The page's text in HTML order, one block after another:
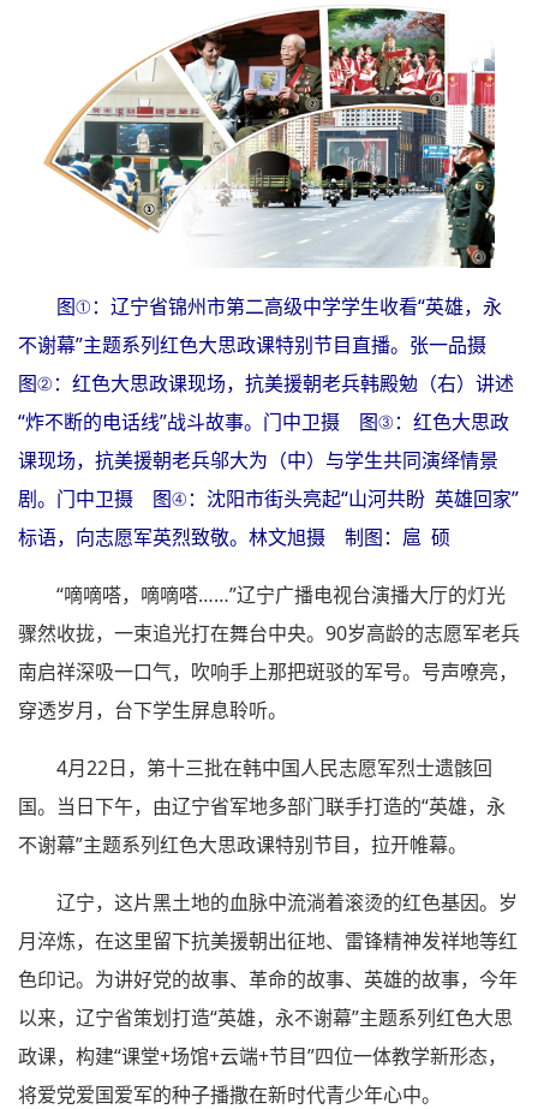
图①：辽宁省锦州市第二高级中学学生收看“英雄，永
不谢幕”主题系列红色大思政课特别节目直播。张一品摄
图②：红色大思政课现场，抗美援朝老兵韩殿勉（右）讲述
“炸不断的电话线”战斗故事。门中卫摄 图③：红色大思政
课现场，抗美援朝老兵邬大为（中）与学生共同演绎情景
剧。门中卫摄 图④：沈阳市街头亮起“山河共盼 英雄回家”
标语，向志愿军英烈致敬。林文旭摄 制图：扈 硕
“嘀嘀嗒，嘀嘀嗒……”辽宁广播电视台演播大厅的灯光
骤然收拢，一束追光打在舞台中央。90岁高龄的志愿军老兵
南启祥深吸一口气，吹响手上那把斑驳的军号。号声嘹亮，
穿透岁月，台下学生屏息聆听。
4月22日，第十三批在韩中国人民志愿军烈士遗骸回
国。当日下午，由辽宁省军地多部门联手打造的“英雄，永
不谢幕”主题系列红色大思政课特别节目，拉开帷幕。
辽宁，这片黑土地的血脉中流淌着滚烫的红色基因。岁
月淬炼，在这里留下抗美援朝出征地、雷锋精神发祥地等红
色印记。为讲好党的故事、革命的故事、英雄的故事，今年
以来，辽宁省策划打造“英雄，永不谢幕”主题系列红色大思
政课，构建“课堂+场馆+云端+节目”四位一体教学新形态，
将爱党爱国爱军的种子播撒在新时代青少年心中。